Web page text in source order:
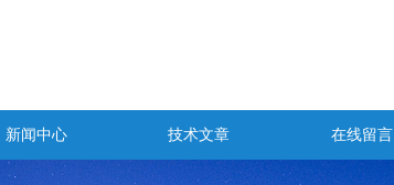
新闻中心 技术文章 在线留言